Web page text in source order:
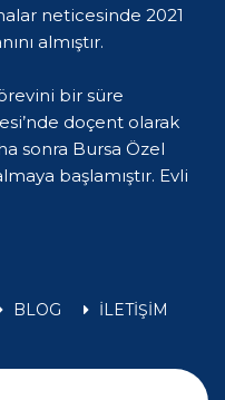
neticesinde 2021
almıştır.
bir süre
doçent olarak
sonra Bursa Özel
başlamıştır. Evli
BLOG İLETİŞİM